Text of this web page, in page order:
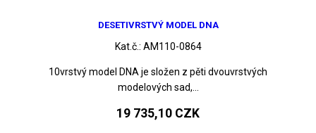
DESETIVRSTVÝ MODEL DNA
Kat.č.: AM110-0864
10vrstvý model DNA je složen z pěti dvouvrstvých
modelových sad,...
19 735,10 CZK